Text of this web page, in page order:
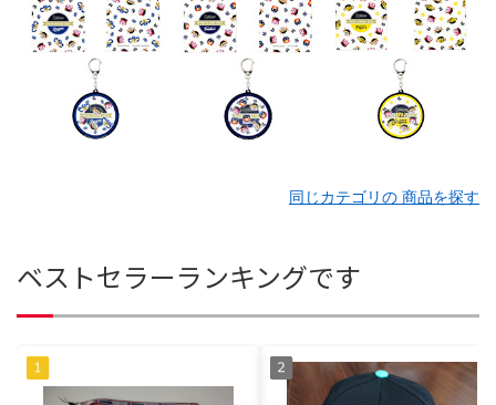
同じカテゴリの 商品を探す
ベストセラーランキングです